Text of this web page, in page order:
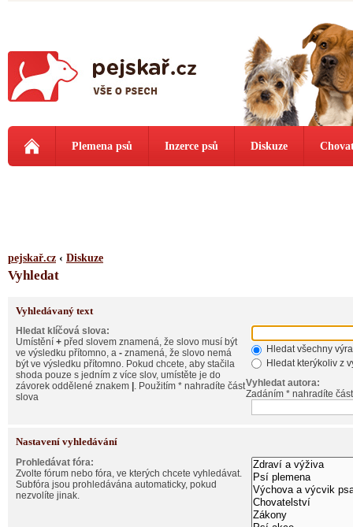
Plemena psů Inzerce psů Diskuze
pejskař.cz ‹ Diskuze
Vyhledat
Vyhledávaný text
Hledat klíčová slova:
Umístění + před slovem znamená, že slovo musí být
ve výsledku přítomno, a - znamená, že slovo nemá
být ve výsledku přítomno. Pokud chcete, aby stačila
shoda pouze s jedním z více slov, umístěte je do
závorek oddělené znakem . Použitím * nahradíte část
slova
Hledat všechny
Hledat kterýkoliv z
Vyhledat autora:
Zadáním * nahradíte
Nastavení vyhledávání
Prohledávat fóra:
Zvolte fórum nebo fóra, ve kterých chcete vyhledávat.
Subfóra jsou prohledávána automaticky, pokud
nezvolíte jinak.